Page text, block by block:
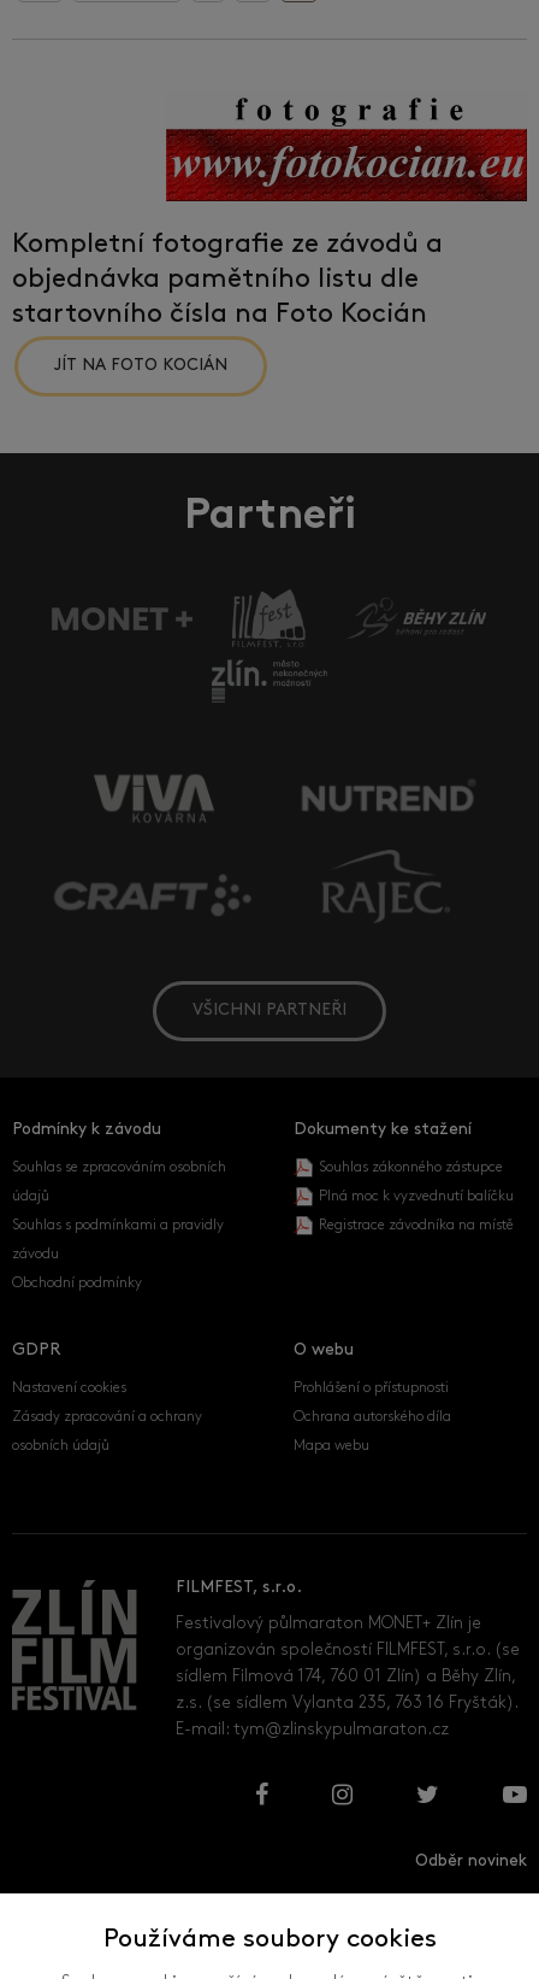
Kompletní fotografie ze závodů a
objednávka pamětního listu dle
startovního čísla na Foto Kocián
JÍT NA FOTO KOCIÁN
Partneři
VŠICHNI PARTNEŘI
Podmínky k závodu
Souhlas se zpracováním osobních
údajů
Souhlas s podmínkami a pravidly
závodu
Obchodní podmínky
Dokumenty ke stažení
Souhlas zákonného zástupce
Plná moc k vyzvednutí balíčku
Registrace závodníka na místě
GDPR
Nastavení cookies
Zásady zpracování a ochrany
osobních údajů
O webu
Prohlášení o přístupnosti
Ochrana autorského díla
Mapa webu
FILMFEST, s.r.o.
Festivalový půlmaraton MONET+ Zlín je
organizován společností FILMFEST, s.r.o. (se
sídlem Filmová 174, 760 01 Zlín) a Běhy Zlín,
z.s. (se sídlem Vylanta 235, 763 16 Fryšták).
E-mail:tym@zlinskypulmaraton.cz
Odběr novinek
Používáme soubory cookies